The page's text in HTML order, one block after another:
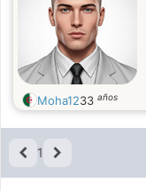
Moha1233 años
1